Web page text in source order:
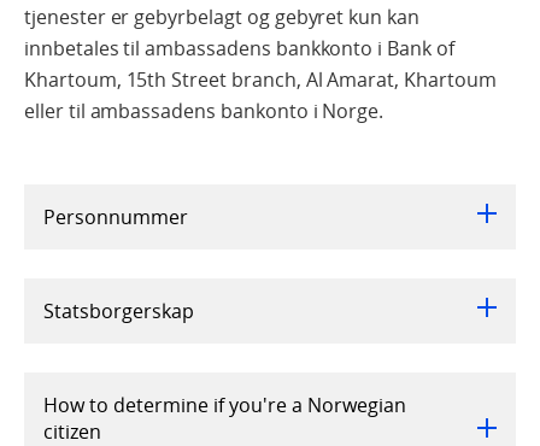
tjenester er gebyrbelagt og gebyret kun kan
innbetales til ambassadens bankkonto i Bank of
Khartoum, 15th Street branch, Al Amarat, Khartoum
eller til ambassadens bankonto i Norge.
Personnummer
Statsborgerskap
How to determine if you're a Norwegian
citizen